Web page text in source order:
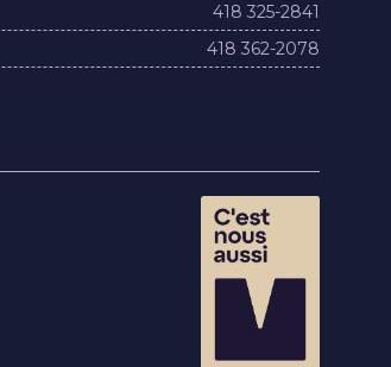
418 325-2841
418 362-2078